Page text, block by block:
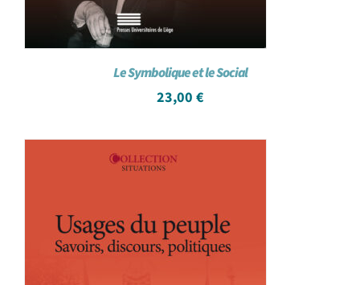
Le Symbolique et le Social
23,00 €